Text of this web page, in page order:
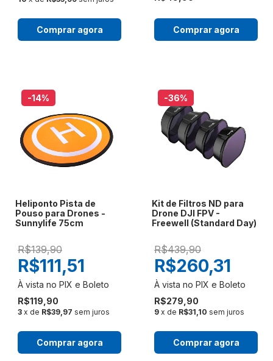
Comprar agora Comprar agora
-14%
Heliponto Pista de
Pouso para Drones -
Sunnylife 75cm
R$139,90
R$119,90
R$111,51
3 x de R$39,97 sem juros
Comprar agora
-36%
Kit de Filtros ND para
Drone DJI FPV -
Freewell (Standard Day)
R$439,90
R$279,90
R$260,31
9 x de R$31,10 sem juros
Comprar agora